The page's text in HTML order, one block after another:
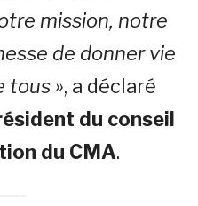
mission, notre
de donner vie
tous », a déclaré
du conseil
du CMA.